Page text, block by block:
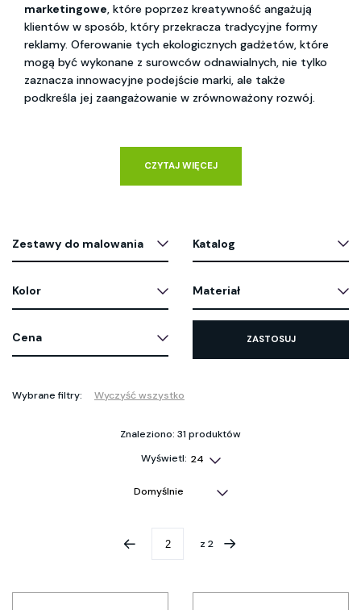
marketingowe, które poprzez kreatywność angażują
klientów w sposób, który przekracza tradycyjne formy
reklamy. Oferowanie tych ekologicznych gadżetów, które
mogą być wykonane z surowców odnawialnych, nie tylko
zaznacza innowacyjne podejście marki, ale także
podkreśla jej zaangażowanie w zrównoważony rozwój.
CZYTAJ WIĘCEJ
Zestawy do malowania Katalog
Kolor Materiał
Cena ZASTOSUJ
Wybrane filtry: Wyczyść wszystko
Znaleziono: 31 produktów
Wyświetl:
z 2